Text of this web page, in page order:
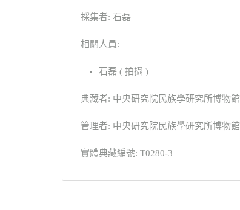
採集者: 石磊
相關人員:
石磊 ( 拍攝 )
典藏者: 中央研究院民族學研究所博物館
管理者: 中央研究院民族學研究所博物館
實體典藏編號: T0280-3